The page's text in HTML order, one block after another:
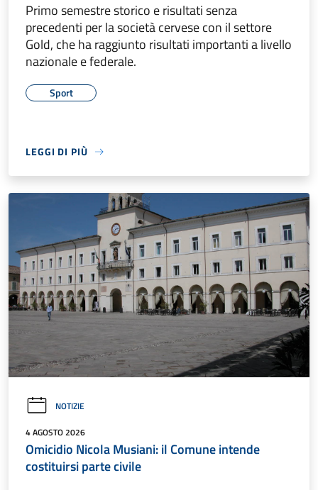
Primo semestre storico e risultati senza
precedenti per la società cervese con il settore
Gold, che ha raggiunto risultati importanti a livello
nazionale e federale.
Sport
LEGGI DI PIÙ
NOTIZIE
4 AGOSTO 2026
Omicidio Nicola Musiani: il Comune intende
costituirsi parte civile